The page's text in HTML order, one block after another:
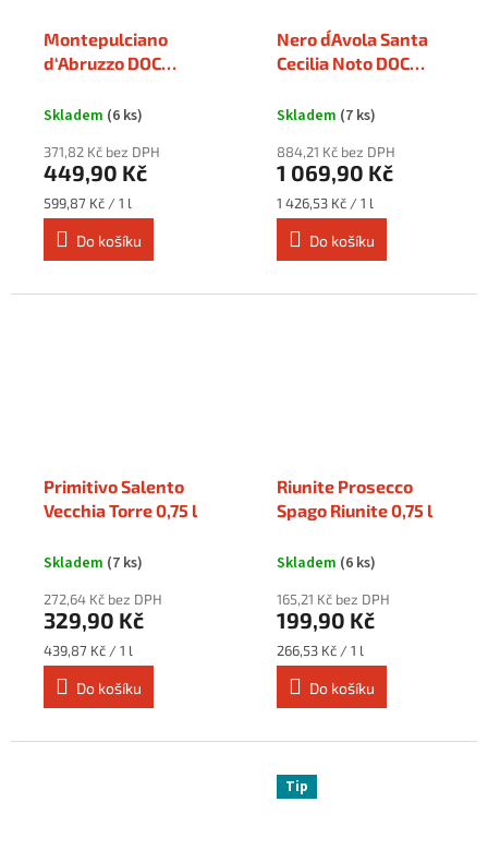
Montepulciano
d‘Abruzzo DOC
Skladem (6 ks)
371,82 Kč bez DPH
449,90 Kč
Měrná
cena:
599,87 Kč / 1 l
Do košíku
Nero d´Avola Santa
Cecilia Noto DOC
Skladem (7 ks)
884,21 Kč bez DPH
1 069,90 Kč
Měrná
cena:
1 426,53 Kč / 1 l
Do košíku
Primitivo Salento
Vecchia Torre 0,75 l
Skladem (7 ks)
272,64 Kč bez DPH
329,90 Kč
Měrná
cena:
439,87 Kč / 1 l
Do košíku
Riunite Prosecco
Spago Riunite 0,75 l
Skladem (6 ks)
165,21 Kč bez DPH
199,90 Kč
Měrná
cena:
266,53 Kč / 1 l
Do košíku
Tip